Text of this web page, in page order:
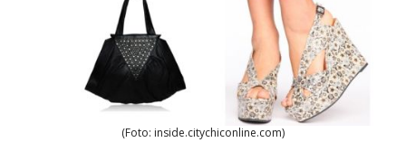
(Foto: inside.citychiconline.com)